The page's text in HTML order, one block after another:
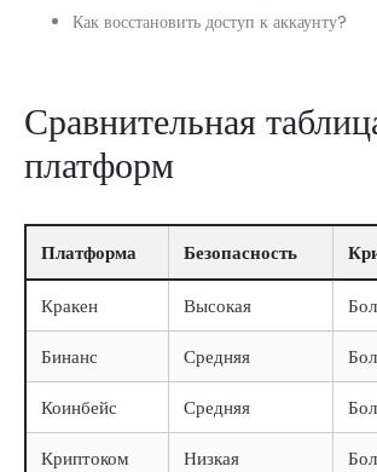
Как восстановить доступ к аккаунту?
Сравнительная
платформ
Платформа Безопасность
Кракен Высокая
Бинанс
Средняя
Коинбейс
Средняя
Криптоком
Низкая